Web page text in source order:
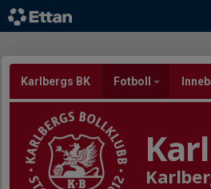
Karlbergs BK Fotboll